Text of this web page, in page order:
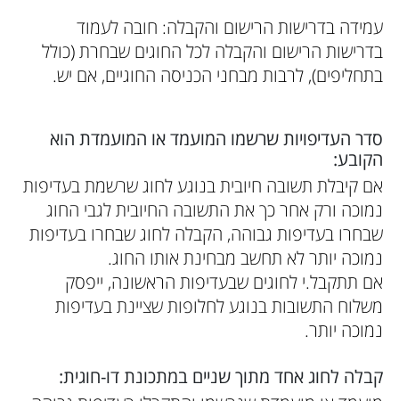
עמידה בדרישות הרישום והקבלה: חובה לעמוד
בדרישות הרישום והקבלה לכל החוגים שבחרת (כולל
בתחליפים), לרבות מבחני הכניסה החוגיים, אם יש.
סדר העדיפויות שרשמו המועמד או המועמדת הוא
הקובע:
אם קיבלת תשובה חיובית בנוגע לחוג שרשמת בעדיפות
נמוכה ורק אחר כך את התשובה החיובית לגבי החוג
שבחרו בעדיפות גבוהה, הקבלה לחוג שבחרו בעדיפות
נמוכה יותר לא תחשב מבחינת אותו החוג.
אם תתקבל.י לחוגים שבעדיפות הראשונה, ייפסק
משלוח התשובות בנוגע לחלופות שציינת בעדיפות
נמוכה יותר.
קבלה לחוג אחד מתוך שניים במתכונת דו-חוגית: